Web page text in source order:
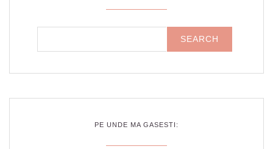
PE UNDE MA GASESTI: